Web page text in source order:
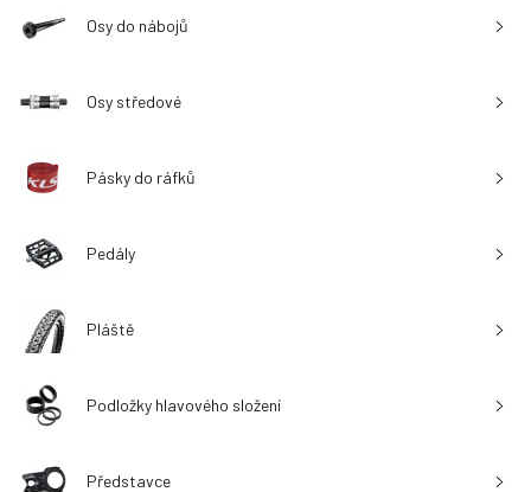
Osy do nábojů
Osy středové
Pásky do ráfků
Pedály
Pláště
Podložky hlavového složení
Představce